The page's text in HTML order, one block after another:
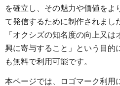
を確立し、その魅力や価値をよ
て発信するために制作されまし
「オクシズの知名度の向上又
興に寄与すること」という目的
も無料で利用可能です。
本ページでは、ロゴマーク利用